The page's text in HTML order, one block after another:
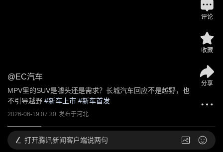
@EC汽车
MPV里的SUV是噱头还是需求？长城汽车回应不是越野，也
不引导越野 #新车上市 #新车首发
2026-06-19 07:30 发布于河北
评论
收藏
分享
打开腾讯新闻客户端说两句